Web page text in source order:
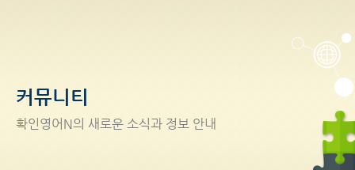
커뮤니티
확인영어 N의 새로운 소식과 정보 안내